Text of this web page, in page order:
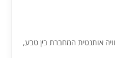
אותנטית המחברת בין טבע,